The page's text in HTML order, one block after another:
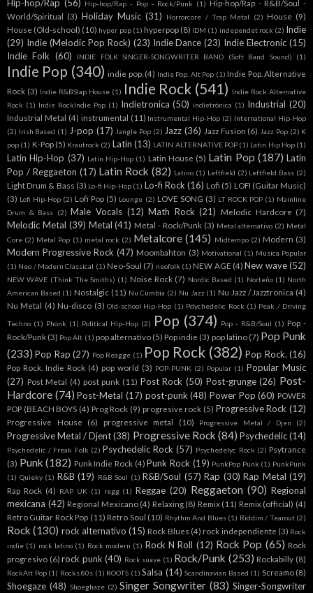
Hip-hop/Rap (56) Hip-hop/Rap - Pop - Rock/Punk (1) Hip-hop/Rap - R&B/Soul -
World/Spiritual (3) Holiday Music (31) Horrorcore / Trap Metal (2) House (9)
House (Old-school) (10) hyper pop (1) hyperpop (8) IDM (1) independet rock (2) Indie
(29) Indie (Melodic Pop Rock) (23) Indie Dance (23) Indie Electronic (15)
Indie Folk (60) INDIE FOLK SINGER-SONGWRITER BAND (Soft Band Sound) (1)
Indie Pop (340) indie pop. (4) Indie Pop. Alt Pop (1) Indie Pop. Alternative
Rock (3) Indie R&BSlap House (1) Indie Rock (541) Indie Rock Alternative
Rock (1) Indie RockIndie Pop (1) Indietronica (50) indietrónica (1) Industrial (20)
Industrial Metal (4) instrumental (11) Instrumental Hip-Hop (2) International Hip-Hop
(2) Irish Based (1) J-pop (17) Jangle Pop (2) Jazz (36) Jazz Fusion (6) Jazz Pop (2) K
pop (1) K-Pop (5) Krautrock (2) Latin (13) LATIN ALTERNATIVE POP (1) Latin Hip Hop (1)
Latin Hip-Hop (37) Latín Hip-Hop (1) Latin House (5) Latin Pop (187) Latin
Pop / Reggaeton (17) Latin Rock (82) Latino (1) Leftfield (2) Leftfield Bass (2)
Light Drum & Bass (3) Lo-fi Hip-Hop (1) Lo-fi Rock (16) Lofi (5) LOFI (Guitar Music)
(3) Lofi Hip-Hop (2) Lofi Pop (5) Lounge (2) LOVE SONG (3) LT ROCK POP (1) Mainline
Drum & Bass (2) Male Vocals (12) Math Rock (21) Melodic Hardcore (7)
Melodic Metal (39) Metal (41) Metal - Rock/Punk (3) Metal alternativo (2) Metal
Core (2) Metal Pop (1) metal rock (2) Metalcore (145) Midtempo (2) Modern (3)
Modern Progressive Rock (47) Moombahton (3) Motivational (1) Música Popular
(1) Neo / Modern Classical (1) Neo-Soul (7) neofolk (1) NEW AGE (4) New wave (52)
NEW WAVE (Think The Smiths) (1) Noise Rock (7) Nordic Based (1) Norteño (1) North
American Based (1) Nostalgic (11) Nu Cumbia (2) Nu Jazz (1) Nu Jazz / Jazztronica (4)
Nu Metal (4) Nu-disco (3) Old-school Hip-Hop (1) Pdychedelic Rock (1) Peak / Driving
Techno (1) Phonk (1) Political Hip-Hop (2) Pop (374) Pop - R&B/Soul (1) Pop -
Rock/Punk (3) Pop Alt (1) pop alternativo (5) Pop indie (3) pop latino (7) Pop Punk
(233) Pop Rap (27) Pop Reagge (1) Pop Rock (382) Pop Rock. (16)
Pop Rock. Indie Rock (4) pop world (3) POP-PUNK (2) Popular (1) Popular Music
(27) Post Metal (4) post punk (11) Post Rock (50) Post-grunge (26) Post-
Hardcore (74) Post-Metal (17) post-punk (48) Power Pop (60) POWER
POP (BEACH BOYS (4) Prog Rock (9) progresive rock (5) Progressive Rock (12)
Progressive House (6) progressive metal (10) Progressive Metal / Djen (2)
Progressive Metal / Djent (38) Progressive Rock (84) Psychedelic(14)
Psychedelic / Freak Folk (2) Psychedelic Rock (57) Psychedelyc Rock (2) Psytrance
(3) Punk (182) Punk Indie Rock (4) Punk Rock (19) PunkPop Punk (1) PunkPunk
(1) Quieky (1) R&B (19) R&B Soul (1) R&B/Soul (57) Rap (30) Rap Metal (19)
Rap Rock (4) RAP UK (1) regg (1) Reggae (20) Reggaeton (90) Regional
mexicana (42) Regional Mexicano (4) Relaxing (8) Remix (11) Remix (official) (4)
Retro Guitar Rock Pop (11) Retro Soul (10) Rhythm And Blues (1) Riddim / Tearout (2)
Rock (130) rock alternativo (15) Rock Blues (4) rock independiente (3) Rock
indie (1) rock latino (1) Rock modern (1) Rock N Roll (12) Rock Pop (65) Rock
progresivo (6) rock punk (40) Rock suave (1) Rock/Punk (253) Rockabilly (8)
RockAlt Pop (1) Rocks 80s (1) ROOTS (1) Salsa (14) Scandinavian Based (1) Screamo (8)
Shoegaze (48) Shoeghaze (2) Singer Songwriter (83) Singer-Songwriter